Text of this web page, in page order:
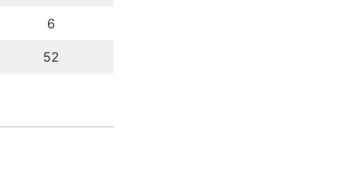
6
52